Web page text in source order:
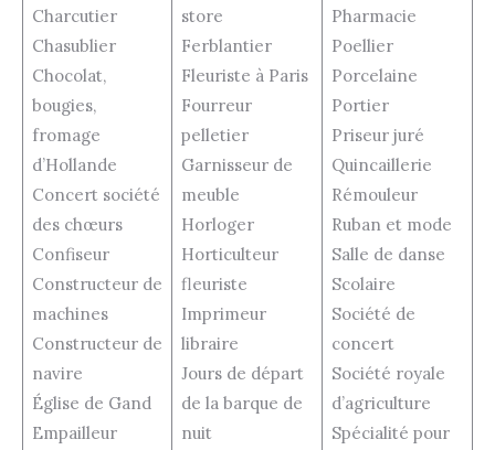
Charcutier
Chasublier
Chocolat,
bougies,
fromage
d’Hollande
Concert société
des chœurs
Confiseur
Constructeur de
machines
Constructeur de
navire
Église de Gand
Empailleur
store
Ferblantier
Fleuriste à Paris
Fourreur
pelletier
Garnisseur de
meuble
Horloger
Horticulteur
fleuriste
Imprimeur
libraire
Jours de départ
de la barque de
nuit
Pharmacie
Poellier
Porcelaine
Portier
Priseur juré
Quincaillerie
Rémouleur
Ruban et mode
Salle de danse
Scolaire
Société de
concert
Société royale
d’agriculture
Spécialité pour